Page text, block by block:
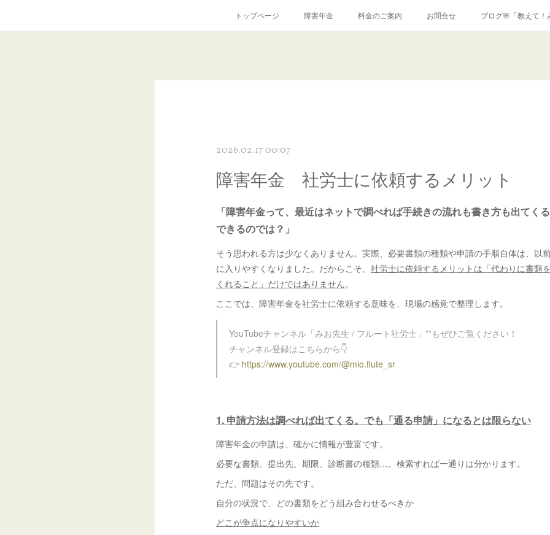
トップページ 障害年金 料金のご案内 お問合せ ブログ🌸「教えて！
2026.02.17 00:07
障害年金 社労士に依頼するメリット
「障害年金って、最近はネットで調べれば手続きの流れも書き方も出てく
できるのでは？」
そう思われる方は少なくありません。実際、必要書類の種類や申請の手順自体は、以
に入りやすくなりました。だからこそ、 社労士に依頼するメリットは「代わりに書類
くれること」だけではありません。
ここでは、障害年金を社労士に依頼する意味を、現場の感覚で整理します。
YouTubeチャンネル「みお先生 / フルート社労士」**もぜひご覧ください！
チャンネル登録はこちらから👇
👉 https://www.youtube.com/@mio.flute_sr
1. 申請方法は調べれば出てくる。でも「通る申請」になるとは限らない
障害年金の申請は、確かに情報が豊富です。
必要な書類、提出先、期限、診断書の種類…。検索すれば一通りは分かります。
ただ、問題はその先です。
自分の状況で、どの書類をどう組み合わせるべきか
どこが争点になりやすいか